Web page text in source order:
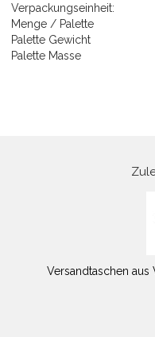
Verpackungseinheit:
Menge / Palette
Palette Gewicht
Palette Masse
Versandtaschen